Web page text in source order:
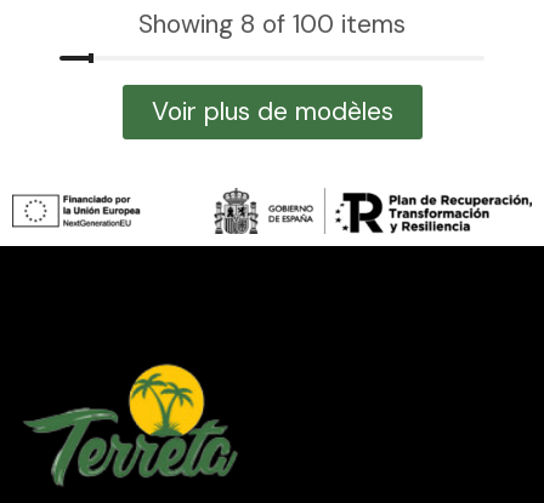
Showing 8 of 100 items
Voir plus de modèles